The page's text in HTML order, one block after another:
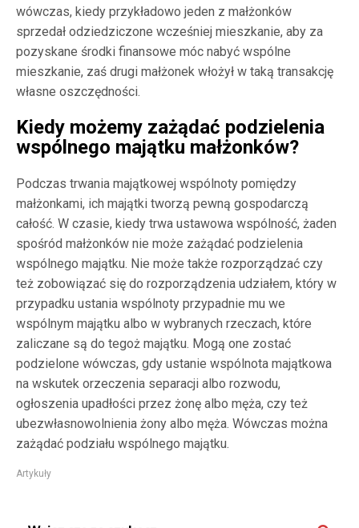
wówczas, kiedy przykładowo jeden z małżonków
sprzedał odziedziczone wcześniej mieszkanie, aby za
pozyskane środki finansowe móc nabyć wspólne
mieszkanie, zaś drugi małżonek włożył w taką transakcję
własne oszczędności.
Kiedy możemy zażądać podzielenia
wspólnego majątku małżonków?
Podczas trwania majątkowej wspólnoty pomiędzy
małżonkami, ich majątki tworzą pewną gospodarczą
całość. W czasie, kiedy trwa ustawowa wspólność, żaden
spośród małżonków nie może zażądać podzielenia
wspólnego majątku. Nie może także rozporządzać czy
też zobowiązać się do rozporządzenia udziałem, który w
przypadku ustania wspólnoty przypadnie mu we
wspólnym majątku albo w wybranych rzeczach, które
zaliczane są do tegoż majątku. Mogą one zostać
podzielone wówczas, gdy ustanie wspólnota majątkowa
na wskutek orzeczenia separacji albo rozwodu,
ogłoszenia upadłości przez żonę albo męża, czy też
ubezwłasnowolnienia żony albo męża. Wówczas można
zażądać podziału wspólnego majątku.
Artykuły